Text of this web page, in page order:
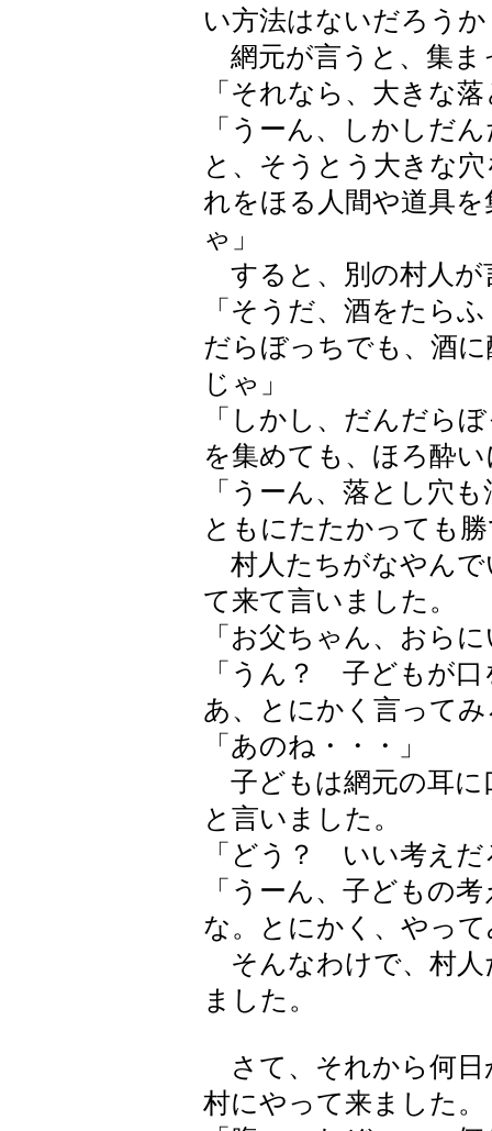
い方法はないだろうか
網元が言うと、集ま
「それなら、大きな
「うーん、しかしだ
と、そうとう大きな
れをほる人間や道具
ゃ」
すると、別の村人が
「そうだ、酒をたら
だらぼっちでも、酒
じゃ」
「しかし、だんだら
を集めても、ほろ酔
「うーん、落とし穴
ともにたたかっても
村人たちがなやんで
て来て言いました。
「お父ちゃん、おら
「うん？ 子どもが
あ、とにかく言って
「あのね・・・」
子どもは網元の耳に
と言いました。
「どう？ いい考えだ
「うーん、子どもの
な。とにかく、やっ
そんなわけで、村人
ました。
さて、それから何日
村にやって来ました。